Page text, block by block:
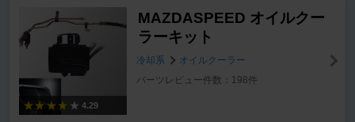
4.29
MAZDASPEED オイルクー
ラーキット
冷却系
オイルクーラー
パーツレビュー件数：198件